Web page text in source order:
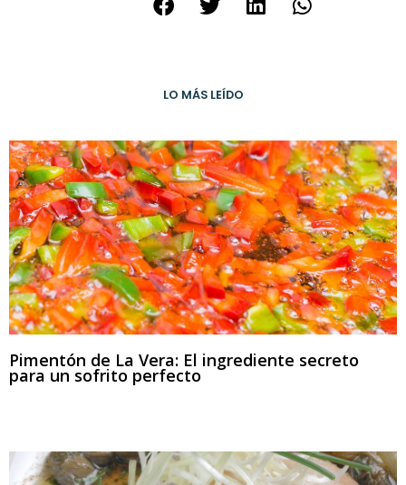
LO MÁS LEÍDO
Pimentón de La Vera: El ingrediente secreto
para un sofrito perfecto